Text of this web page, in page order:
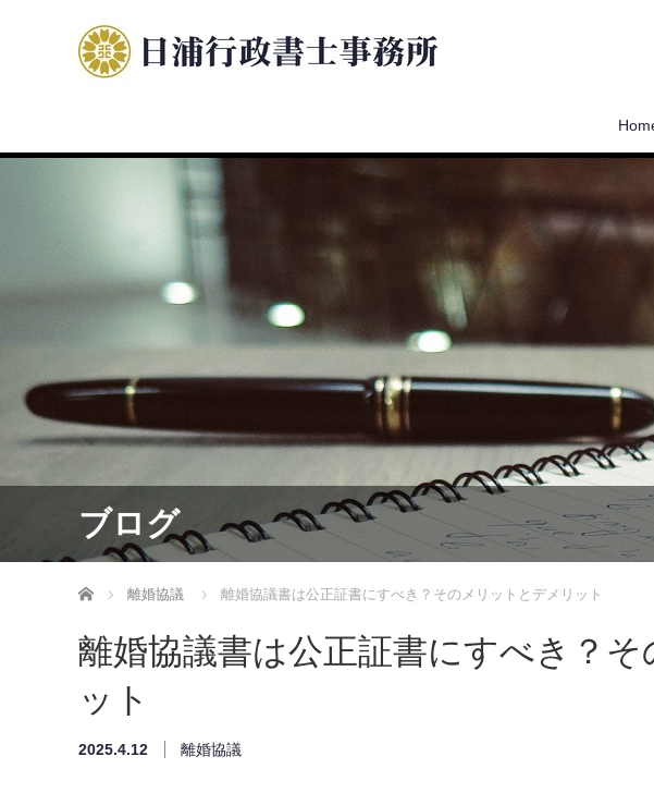
ブログ
ホーム 離婚協議 離婚協議書は公正証書にすべき？そのメリットとデメリット
離婚協議書は公正証書にすべき？
ット
2025.4.12 離婚協議